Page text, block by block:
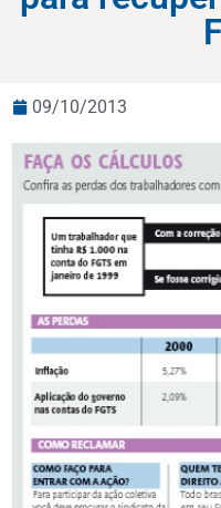
09/10/2013